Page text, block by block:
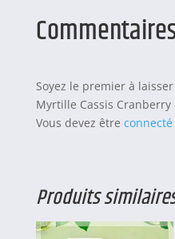
Soyez le premier à
Myrtille Cassis Cranberry
Vous devez être connecté
Produits